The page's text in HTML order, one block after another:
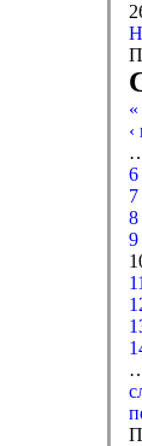
6
7
8
9
11